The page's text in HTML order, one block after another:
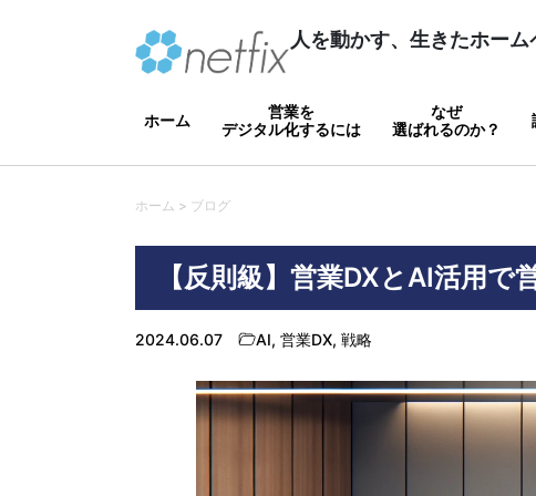
人を動かす、生きたホーム
ホーム
営業を
デジタル化するには
なぜ
選ばれるのか？
ホーム > ブログ
【反則級】営業DXとAI活用
2024.06.07 AI, 営業DX, 戦略